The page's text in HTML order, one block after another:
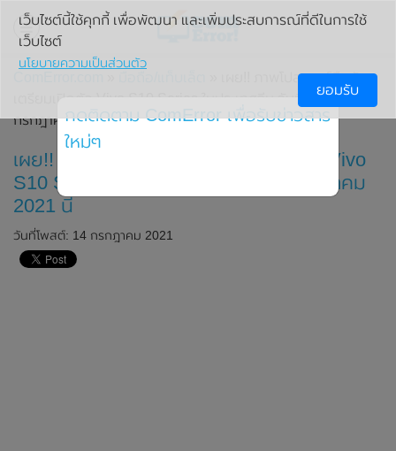
» เผย!! ภาพโปสเตอร์ยืนยัน
เตรียมเปิดตัว Vivo S10 Series ในประเทศจีน วันที่ 15
กรกฎาคม 2021 นี้
เผย!! ภาพโปสเตอร์ยืนยันเตรียมเปิดตัว Vivo
S10 Series ในประเทศจีน วันที่ 15 กรกฎาคม
2021 นี้
วันที่โพสต์: 14 กรกฎาคม 2021
เว็บไซต์นี้ใช้คุกกี้ เพื่อพัฒนา และเพิ่มประสบการณ์ที่ดีในการใช้
เว็บไซต์
นโยบายความเป็นส่วนตัว
ยอมรับ
กดติดตาม ComError เพื่อรับข่าวสาร
ใหม่ๆ